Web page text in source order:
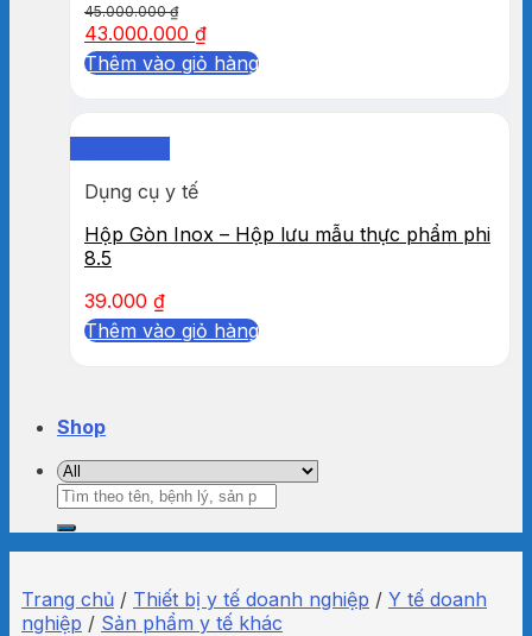
45.000.000₫
43.000.000 ₫
Thêm vào giỏ hàng
Dụng cụ y tế
Hộp Gòn Inox – Hộp lưu mẫu thực phẩm phi
8.5
39.000 ₫
Thêm vào giỏ hàng
Shop
Tìm
kiếm:
Trang chủ / Thiết bị y tế doanh nghiệp / Y tế doanh
nghiệp / Sản phẩm y tế khác